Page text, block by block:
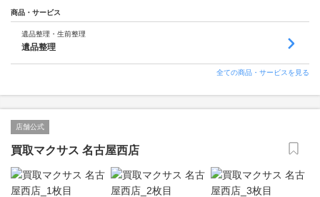
商品・サービス
遺品整理・生前整理
遺品整理
全ての商品・サービスを見る
店舗公式
買取マクサス 名古屋西店